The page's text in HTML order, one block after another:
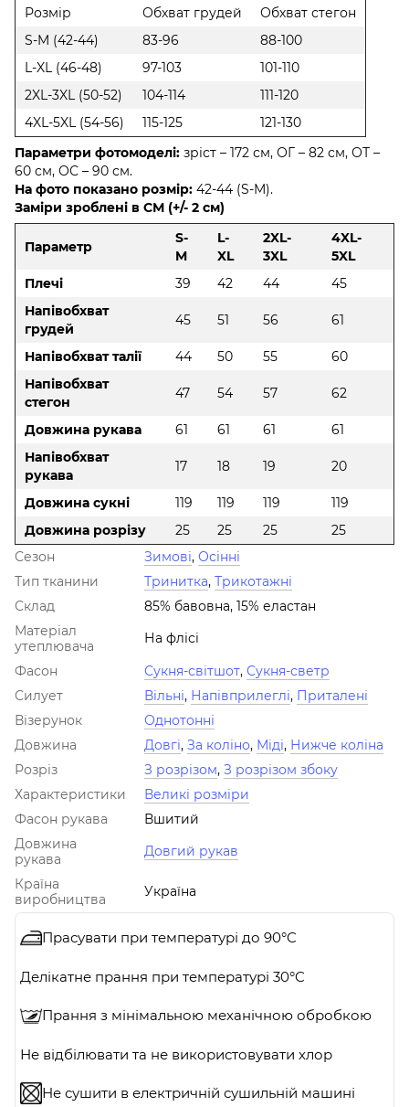
Розмір
Обхват грудей
Обхват стегон
S-M (42-44)
83-96
88-100
L-XL (46-48)
97-103
101-110
2XL-3XL (50-52)
104-114
111-120
4XL-5XL (54-56)
115-125
121-130
Параметри фотомоделі: зріст – 172 см, ОГ – 82 см, ОТ –
60 см, ОС – 90 см.
На фото показано розмір: 42-44 (S-M).
Заміри зроблені в СМ (+/- 2 см)
Параметр
S-
M
L-
XL
2XL-
3XL
4XL-
5XL
Плечі
39 42 44
45
Напівобхват
грудей
45 51 56 61
Напівобхват талії 44 50 55
60
Напівобхват
стегон
47 54 57 62
Довжина рукава 61 61 61
61
Напівобхват
рукава
17 18 19 20
Довжина сукні 119 119 119
119
Довжина розрізу
25 25 25
25
Сезон
Зимові, Осінні
Тип тканини
Тринитка, Трикотажні
Склад
85% бавовна, 15% еластан
Матеріал
утеплювача
На флісі
Фасон
Сукня-світшот, Сукня-светр
Силует
Вільні, Напівприлеглі, Приталені
Візерунок
Однотонні
Довжина
Довгі, За коліно, Міді, Нижче коліна
Розріз
З розрізом, З розрізом збоку
Характеристики
Великі розміри
Фасон рукава
Вшитий
Довжина
рукава
Довгий рукав
Країна
виробництва
Україна
Прасувати при температурі до 90°C
Делікатне прання при температурі 30°C
Прання з мінімальною механічною обробкою
Не відбілювати та не використовувати хлор
Не сушити в електричній сушильній машині